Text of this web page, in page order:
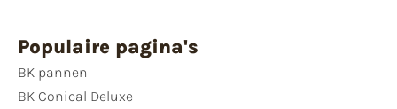
Populaire pagina's
BK pannen
BK Conical Deluxe